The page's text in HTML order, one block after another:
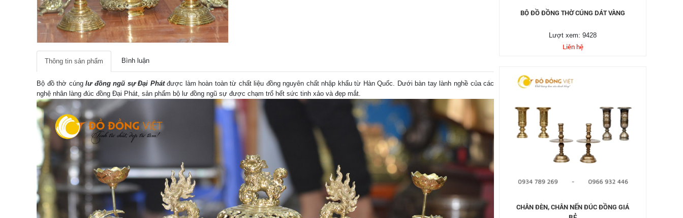
Thông tin sản phẩm Bình luận
Bộ đồ thờ cúnglư đồng ngũ sự Đại Phátđược làm hoàn toàn từ chất liệu đồng nguyên chất nhập khẩu từ Hàn Quốc. Dưới bàn tay lành nghề của các
nghệ nhân làng đúc đồng Đại Phát, sản phẩm bộ lư đồng ngũ sự được chạm trổ hết sức tinh xảo và đẹp mắt.
BỘ ĐỒ ĐỒNG THỜ CÚNG DÁT VÀNG
Lượt xem: 9428
Liên hệ
CHÂN ĐÈN, CHÂN NẾN ĐÚC ĐỒNG GIÁ